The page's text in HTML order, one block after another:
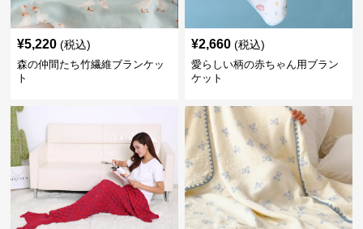
¥5,220 (税込)
森の仲間たち竹繊維ブランケッ
ト
¥2,660 (税込)
愛らしい柄の赤ちゃん用ブラン
ケット